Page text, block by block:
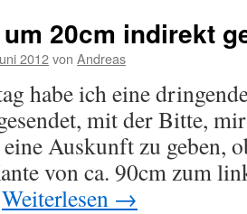
20cm indirekt
2012von Andreas
habe ich eine
mit der Bitte,
Auskunft zu geben,
von ca. 90cm zum
Weiterlesen →